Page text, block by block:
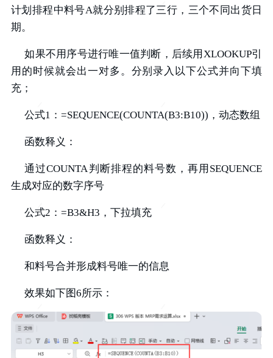
计划排程中料号A就分别排程了三行，三个不同出货日
期。
如果不用序号进行唯一值判断，后续用XLOOKUP引
用的时候就会出一对多。分别录入以下公式并向下填
充；
公式1：=SEQUENCE(COUNTA(B3:B10))，动态数组
函数释义：
通过COUNTA判断排程的料号数，再用SEQUENCE
生成对应的数字序号
公式2：=B3&H3，下拉填充
函数释义：
和料号合并形成料号唯一的信息
效果如下图6所示：